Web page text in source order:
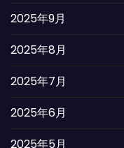
2025年9月
2025年8月
2025年7月
2025年6月
2025年5月